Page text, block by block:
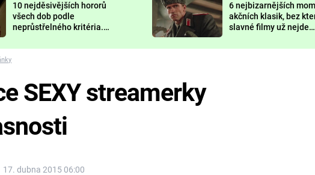
10 nejděsivějších hororů
všech dob podle
neprůstřelného kritéria.
nejvíc zvednou tep?
6 nejbizarnějších
akčních klasik, bez
slavné filmy už nejde
17. dubna 2015 06:00
SEXY streamerky